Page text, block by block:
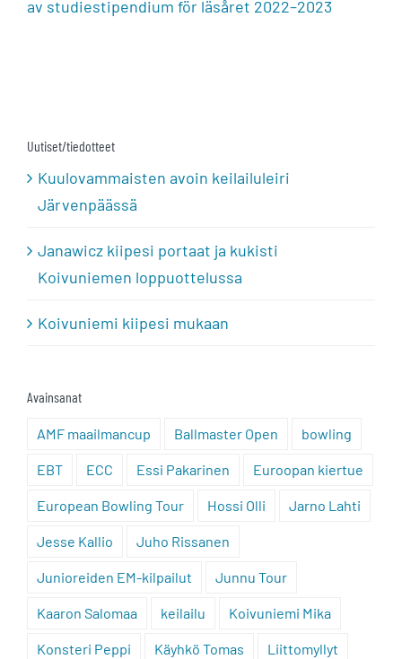
av studiestipendium för läsåret 2022–2023
Uutiset/tiedotteet
Kuulovammaisten avoin keilailuleiri
Järvenpäässä
Janawicz kiipesi portaat ja kukisti
Koivuniemen loppuottelussa
Koivuniemi kiipesi mukaan
Avainsanat
AMF maailmancup Ballmaster Open bowling
EBT ECC Essi Pakarinen Euroopan kiertue
European Bowling Tour Hossi Olli Jarno Lahti
Jesse Kallio Juho Rissanen
Junioreiden EM-kilpailut Junnu Tour
Kaaron Salomaa keilailu Koivuniemi Mika
Konsteri Peppi Käyhkö Tomas Liittomyllyt